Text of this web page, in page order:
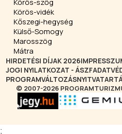
Körös-szög
Körös-vidék
Kőszegi-hegység
Külső-Somogy
Marosszög
Mátra
HIRDETÉSI DÍJAK 2026
JOGI NYILATKOZAT - ÁSZF
PROGRAMVÁLTOZÁS
© 2007-2026
;